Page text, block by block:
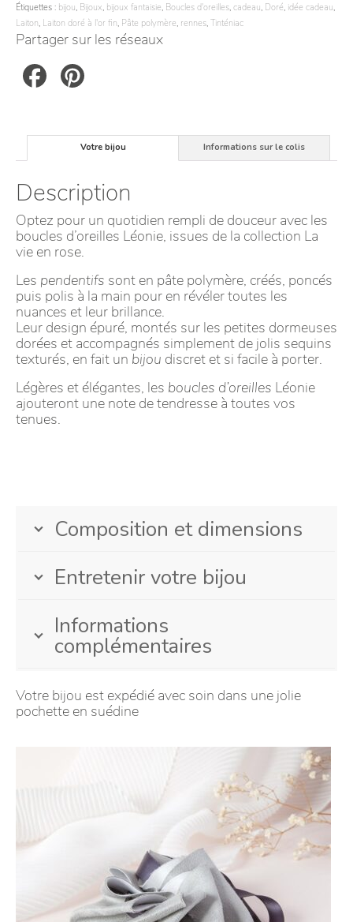
Étiquettes : bijou, Bijoux, bijoux fantaisie, Boucles d'oreilles, cadeau, Doré, idée cadeau,
Laiton, Laiton doré à l'or fin, Pâte polymère, rennes, Tinténiac
Partager sur les réseaux
Facebook
Votre bijou Informations sur le colis
Description
Optez pour un quotidien rempli de douceur avec les
boucles d’oreilles Léonie, issues de la collection La
vie en rose.
Les pendentifs sont en pâte polymère, créés, poncés
puis polis à la main pour en révéler toutes les
nuances et leur brillance.
Leur design épuré, montés sur les petites dormeuses
dorées et accompagnés simplement de jolis sequins
texturés, en fait un bijou discret et si facile à porter.
Légères et élégantes, les boucles d’oreilles Léonie
ajouteront une note de tendresse à toutes vos
tenues.
Composition et dimensions
Entretenir votre bijou
Informations
complémentaires
Votre bijou est expédié avec soin dans une jolie
pochette en suédine